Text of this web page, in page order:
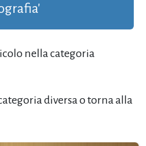
nella categoria
diversa o torna alla